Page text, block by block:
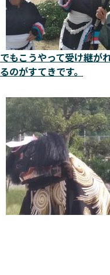
でもこうやって受け継が
るのがすてきです。